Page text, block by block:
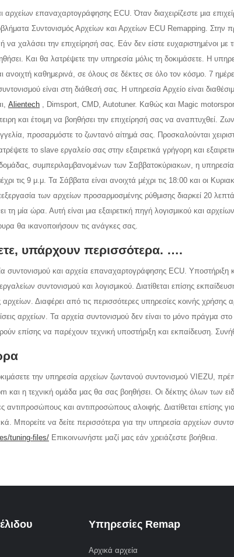
αρχείων επαναχαρτογράφησης ECU. Όταν διαχειρίζεστε μια
Συντονισμός Αρχείων και Αρχείων ECU Remapping. Στην
ή να χαλάσει την επιχείρησή σας. Εάν δεν είστε ευχαριστημένοι
Και θα λατρέψετε την υπηρεσία μόλις τη δοκιμάσετε. Η
ανοιχτή καθημερινά, σε όλους σε δέκτες σε όλο τον κόσμο. 7
είναι στη διάθεσή σας. Η υπηρεσία Αρχείο είναι
Alientech , Dimsport, CMD, Autotuner. Καθώς και Magic
και έτοιμη να βοηθήσει την επιχείρησή σας να αναπτυχθεί.
προσαρμόστε το ζωντανό αίτημά σας. Προσκαλούνται
το slave εργαλείο σας στην εξαιρετικά γρήγορη και
συμπεριλαμβανομένων των Σαββατοκύριακων, η
τις 9 μ.μ. Τα Σάββατα είναι ανοιχτά μέχρι τις 18:00 και οι
των αρχείων προσαρμοσμένης ρύθμισης διαρκεί 20
τη μία ώρα. Αυτή είναι μια εξαιρετική πηγή λογισμικού και
θα ικανοποιήσουν τις ανάγκες σας.
υπάρχουν περισσότερα. ….
συντονισμού και αρχεία επαναχαρτογράφησης ECU. Υποστήριξη
συντονισμού και λογισμικού. Διατίθεται επίσης
Διαφέρει από τις περισσότερες υπηρεσίες κοινής
αρχείων. Τα αρχεία συντονισμού δεν είναι το μόνο πράγμα
επίσης να παρέχουν τεχνική υποστήριξη και εκπαίδευση.
την υπηρεσία αρχείων ζωντανού συντονισμού VIEZU,
και η τεχνική ομάδα μας θα σας βοηθήσει. Οι δέκτης όλων των
αντιπροσώπους και αντιπροσώπους αλοιφής. Διατίθεται επίσης
Μπορείτε να δείτε περισσότερα για την υπηρεσία αρχείων
tuning-files/ Επικοινωνήστε μαζί μας εάν χρειάζεστε βοήθεια.
Υπηρεσίες Remap
Αρχικά αρχεία